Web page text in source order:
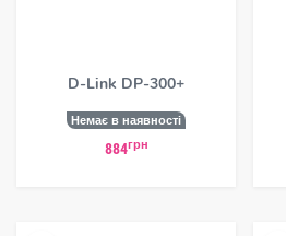
D-Link DP-300+
Немає в наявності
884грн